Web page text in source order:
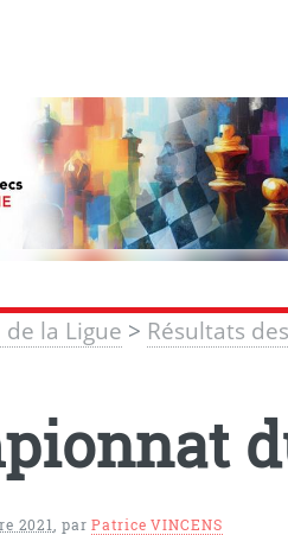
la Ligue > Résultats
2021 parPatrice VINCENS